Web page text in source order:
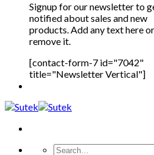
Signup for our newsletter to
notified about sales and new
products. Add any text here or
remove it.
[contact-form-7 id="7042"
title="Newsletter Vertical"]